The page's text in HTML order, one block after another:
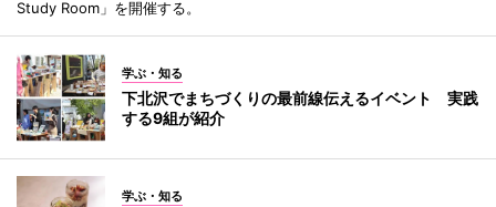
Study Room」を開催する。
学ぶ・知る
下北沢でまちづくりの最前線伝えるイベント 実践
する9組が紹介
学ぶ・知る